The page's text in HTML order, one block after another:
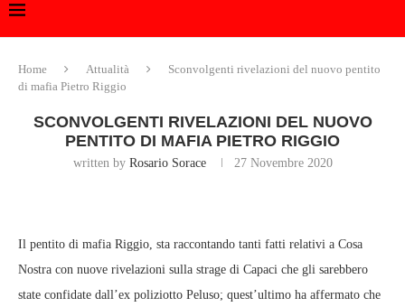
Home Attualità
Sconvolgenti rivelazioni del nuovo pentito
di mafia Pietro Riggio
SCONVOLGENTI RIVELAZIONI DEL NUOVO
PENTITO DI MAFIA PIETRO RIGGIO
written by Rosario Sorace 27 Novembre 2020
Il pentito di mafia Riggio, sta raccontando tanti fatti relativi a Cosa
Nostra con nuove rivelazioni sulla strage di Capaci che gli sarebbero
state confidate dall’ex poliziotto Peluso; quest’ultimo ha affermato che